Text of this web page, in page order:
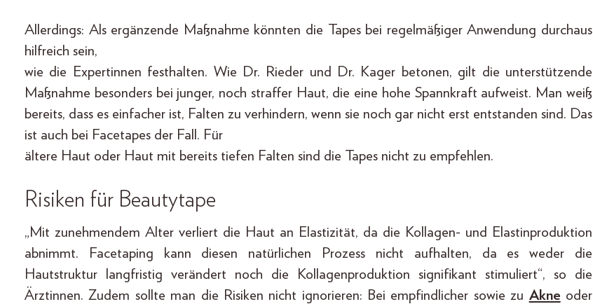
Allerdings: Als ergänzende Maßnahme könnten die Tapes bei regelmäßiger Anwendung durchaus
hilfreich sein,
wie die Expertinnen festhalten. Wie Dr. Rieder und Dr. Kager betonen, gilt die unterstützende
Maßnahme besonders bei junger, noch straffer Haut, die eine hohe Spannkraft aufweist. Man weiß
bereits, dass es einfacher ist, Falten zu verhindern, wenn sie noch gar nicht erst entstanden sind. Das
ist auch bei Facetapes der Fall. Für
ältere Haut oder Haut mit bereits tiefen Falten sind die Tapes nicht zu empfehlen.
Risiken für Beautytape
„Mit zunehmendem Alter verliert die Haut an Elastizität, da die Kollagen- und Elastinproduktion
abnimmt. Facetaping kann diesen natürlichen Prozess nicht aufhalten, da es weder die
Hautstruktur langfristig verändert noch die Kollagenproduktion signifikant stimuliert“, so die
Ärztinnen. Zudem sollte man die Risiken nicht ignorieren: Bei empfindlicher sowie zu Akne oder